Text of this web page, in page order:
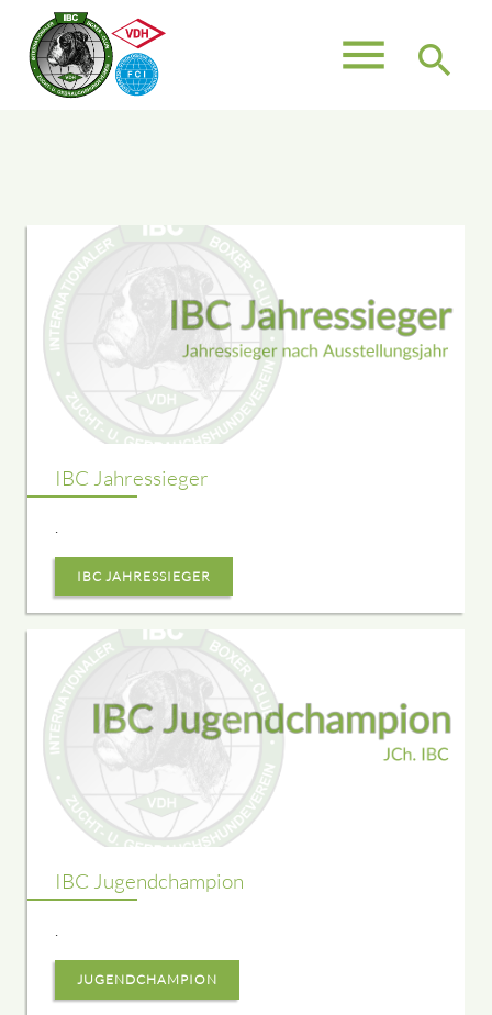
menu search
Suchbegriffe SUCHEN
IBC Jahressieger
IBC JAHRESSIEGER
IBC Jugendchampion
.
JUGENDCHAMPION